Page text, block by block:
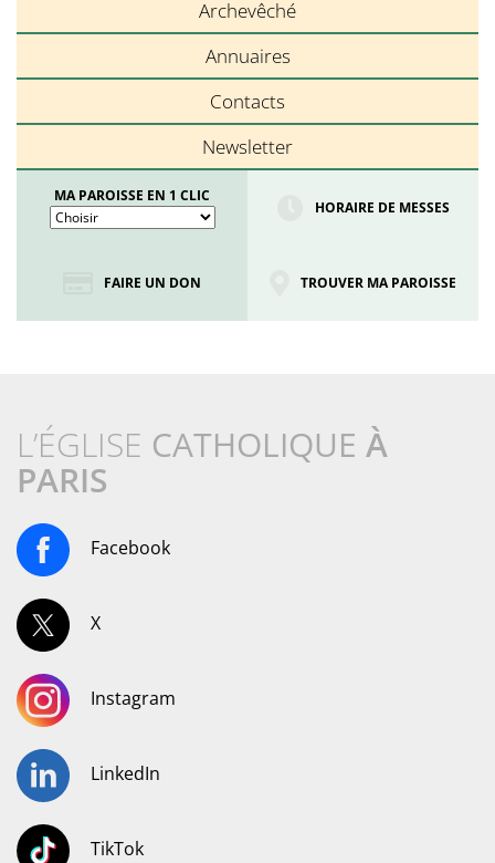
Archevêché
Annuaires
Contacts
Newsletter
MA PAROISSE EN 1 CLIC
HORAIRE DE MESSES
FAIRE UN DON TROUVER MA PAROISSE
L’ÉGLISE CATHOLIQUE À
PARIS
Facebook
X
Instagram
LinkedIn
TikTok